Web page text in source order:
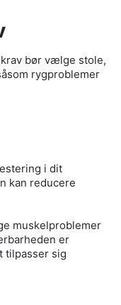
bør vælge stole,
rygproblemer
i dit
kan reducere
muskelproblemer
er
tilpasser sig